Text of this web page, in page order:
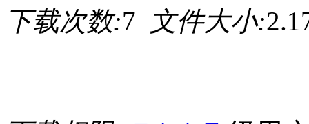
下载次数:7 文件大小: